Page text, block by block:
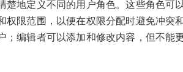
楚地定义不同的用户角色。这些角色可
权限范围，以便在权限分配时避免冲突
；编辑者可以添加和修改内容，但不能